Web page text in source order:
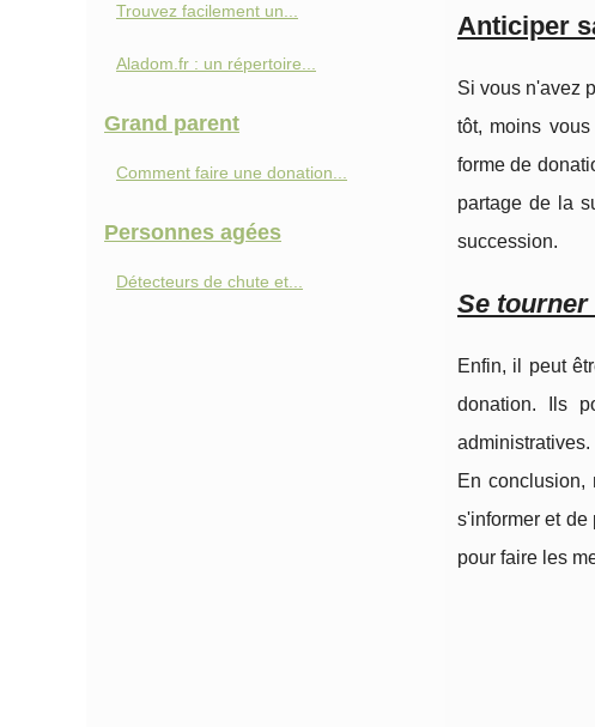
Anticiper
Si vous n'avez
tôt, moins
forme de
partage de la
succession.
Se
Enfin, il peut
donation. Ils
En
s'informer et de
pour faire les
Trouvez facilement un...
Aladom.fr : un répertoire...
Grand parent
Comment faire une donation...
Personnes agées
Détecteurs de chute et...